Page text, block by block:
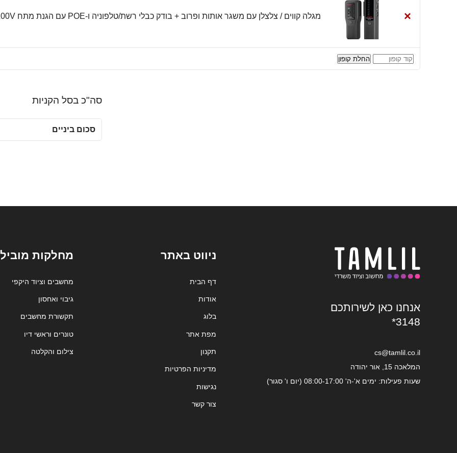
× מגלה קווים / צלצלן עם משגר אותות ופרוב + בודק כבלי רשת/טלפוניה ו-POE עם הגנת מתח 100V
קופון: החלת קופון
סה"כ בסל הקניות
סכום ביניים
אנחנו כאן לשירותכם
*3148
cs@tamlil.co.il
המלאכה 15, אור יהודה
שעות פעילות: ימים א'-ה' 08:00-17:00 (יום ו' סגור)
ניווט באתר
דף הבית
אודות
בלוג
מפת אתר
תקנון
מדיניות הפרטיות
נגישות
צור קשר
מחלקות
מחשבים וציוד היקפי
גיבוי ואחסון
תקשורת מחשבים
טונרים וראשי דיו
צילום והקלטה